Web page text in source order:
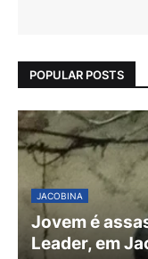
POPULAR POSTS
JACOBINA
Jovem é
Leader, em